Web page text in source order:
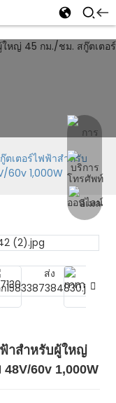
ตเตอร์ไฟฟ้าสำหรับ
60v 1,000W
าสำหรับผู้ใหญ่
60v 1,000W